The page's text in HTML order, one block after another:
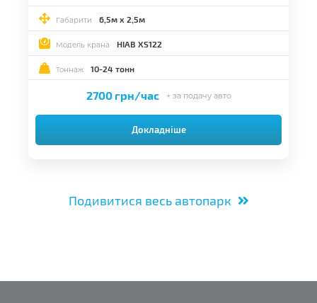
Габарити 6,5м х 2,5м
Модель крана HIAB XS122
Тоннаж 10-24 тонн
2700 грн/час + за подачу авто
Докладніше
Подивитися весь автопарк